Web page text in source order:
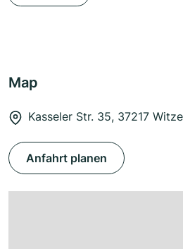
Map
Kasseler Str. 35, 37217
Anfahrt planen